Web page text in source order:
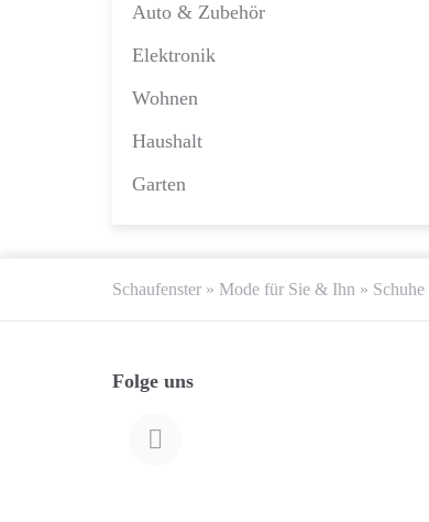
Auto & Zubehör
Elektronik
Wohnen
Haushalt
Garten
Schaufenster » Mode für Sie & Ihn » Schuhe
Folge uns